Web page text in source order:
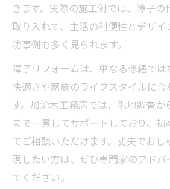
きます。実際の施工例では、障子の
取り入れて、生活の利便性とデザ
功事例も多く見られます。
障子リフォームは、単なる修繕で
快適さや家族のライフスタイルに
す。加治木工務店では、現地調査か
まで一貫してサポートしており、
てご相談いただけます。丈夫でおし
現したい方は、ぜひ専門家のアド
てください。